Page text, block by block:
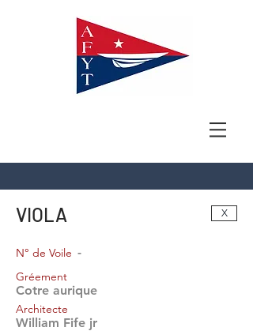
VIOLA X
-
N° de Voile
Gréement
Cotre aurique
Architecte
William Fife jr